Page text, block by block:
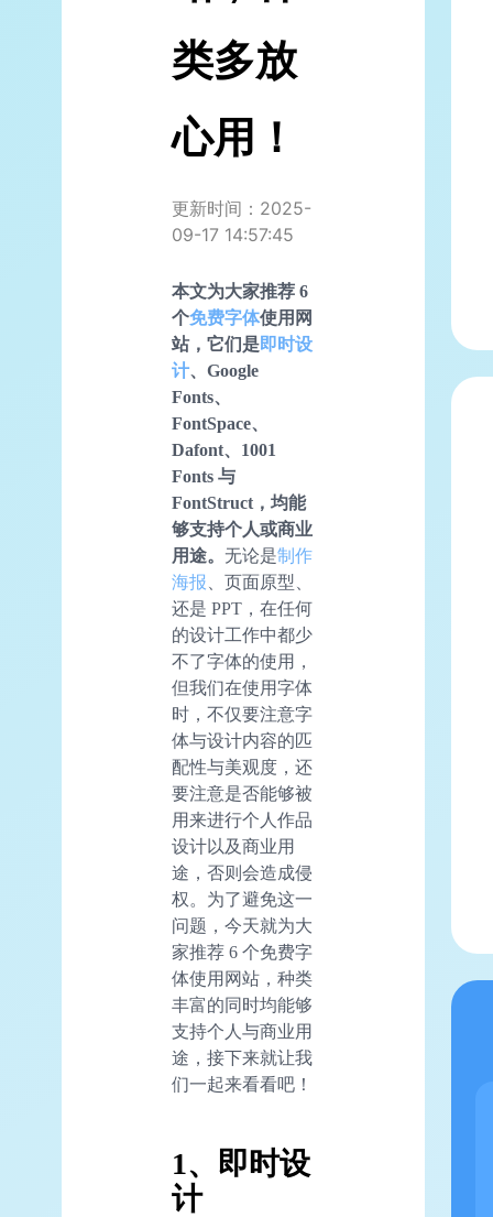
类多放
心用！
更新时间：2025-
09-17 14:57:45
本文为大家推荐 6
个免费字体使用网
站，它们是即时设
计、Google
Fonts、
FontSpace、
Dafont、1001
Fonts 与
FontStruct，均能
够支持个人或商业
用途。 无论是制作
海报 、页面原型、
还是 PPT，在任何
的设计工作中都少
不了字体的使用，
但我们在使用字体
时，不仅要注意字
体与设计内容的匹
配性与美观度，还
要注意是否能够被
用来进行个人作品
设计以及商业用
途，否则会造成侵
权。为了避免这一
问题，今天就为大
家推荐 6 个免费字
体使用网站，种类
丰富的同时均能够
支持个人与商业用
途，接下来就让我
们一起来看看吧！
1、即时设
计